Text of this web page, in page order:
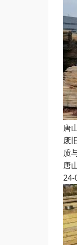
唐
废
质
唐
24-